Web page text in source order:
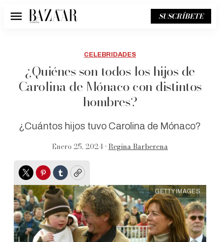
Menú SUSCRÍBETE
CELEBRIDADES
¿Quiénes son todos los hijos de
Carolina de Mónaco con distintos
hombres?
¿Cuántos hijos tuvo Carolina de Mónaco?
Enero 25, 2024 • Regina Barberena
TwitterPinterest
TumblrCopy
GETTY IMAGES